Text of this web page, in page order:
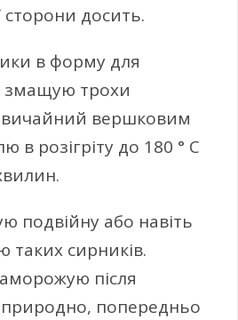
сторони досить.
в форму для
змащую трохи
вершковим
в розігріту до 180 ° С
подвійну або навіть
таких сирників.
після
попередньо